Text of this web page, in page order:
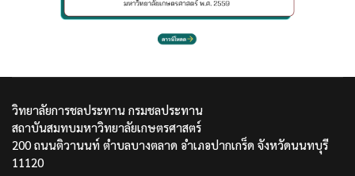
วิทยาลัยการชลประทาน กรมชลประทาน
สถาบันสมทบมหาวิทยาลัยเกษตรศาสตร์
200 ถนนติวานนท์ ตำบลบางตลาด อำเภอปากเกร็ด จังหวัดนนทบุรี
11120